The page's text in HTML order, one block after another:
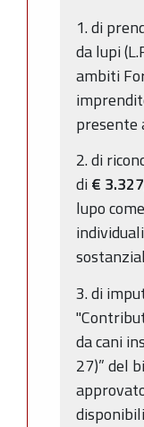
1. di
da lupi
ambiti
presente
2. di
di€
lupo
3. di
da cani
27)” del